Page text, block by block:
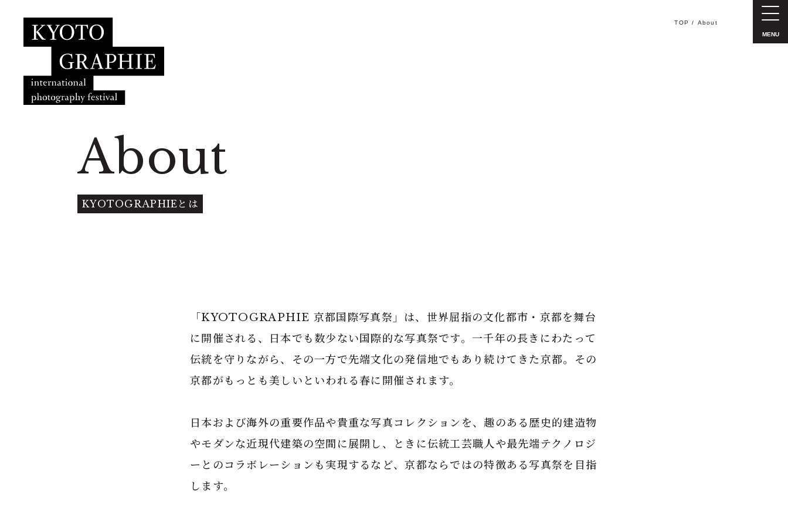
TOP
About
MENU
About
KYOTOGRAPHIEとは
「KYOTOGRAPHIE 京都国際写真祭」は、世界屈指の文化都市・京都を舞台
に開催される、日本でも数少ない国際的な写真祭です。一千年の長きにわたって
伝統を守りながら、その一方で先端文化の発信地でもあり続けてきた京都。その
京都がもっとも美しいといわれる春に開催されます。
日本および海外の重要作品や貴重な写真コレクションを、趣のある歴史的建造物
やモダンな近現代建築の空間に展開し、ときに伝統工芸職人や最先端テクノロジ
ーとのコラボレーションも実現するなど、京都ならではの特徴ある写真祭を目指
します。